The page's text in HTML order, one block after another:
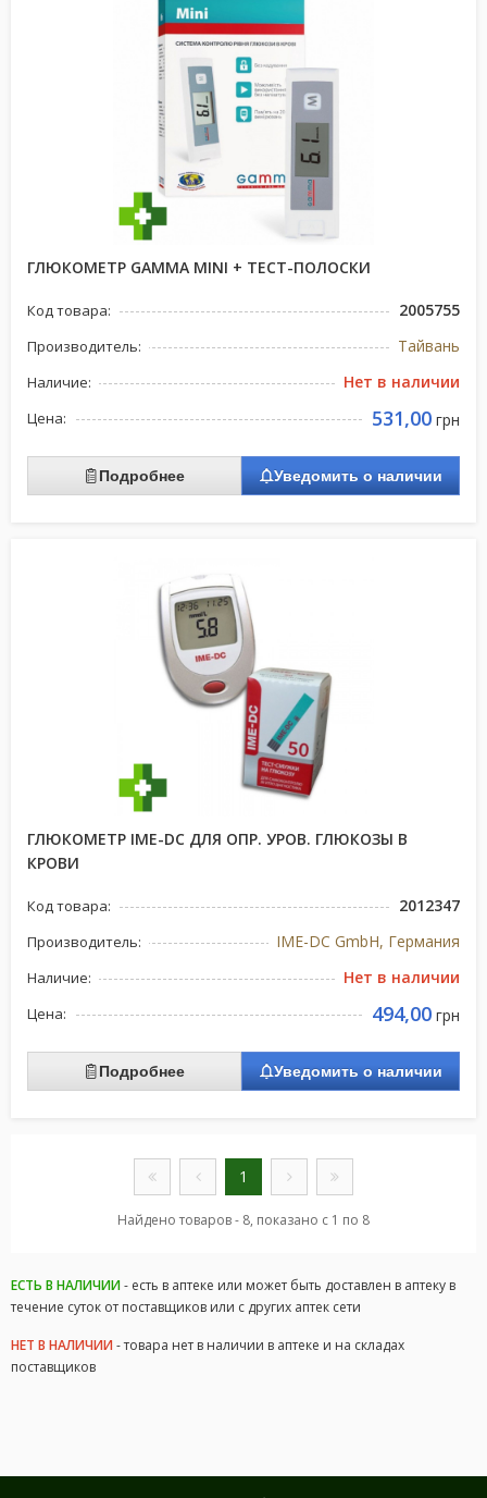
ГЛЮКОМЕТР GAMMA MINI + ТЕСТ-ПОЛОСКИ
Код товара: 2005755
Производитель: Тайвань
Наличие: Нет в наличии
Цена: 531,00 грн
Подробнее Уведомить о наличии
ГЛЮКОМЕТР IME-DC ДЛЯ ОПР. УРОВ. ГЛЮКОЗЫ В
КРОВИ
Код товара: 2012347
Производитель: IME-DC GmbH, Германия
Наличие: Нет в наличии
Цена: 494,00 грн
Подробнее Уведомить о наличии
1
Найдено товаров - 8, показано с 1 по 8
ЕСТЬ В НАЛИЧИИ- есть в аптеке или может быть доставлен в аптеку в
течение суток от поставщиков или с других аптек сети
НЕТ В НАЛИЧИИ- товара нет в наличии в аптеке и на складах
поставщиков